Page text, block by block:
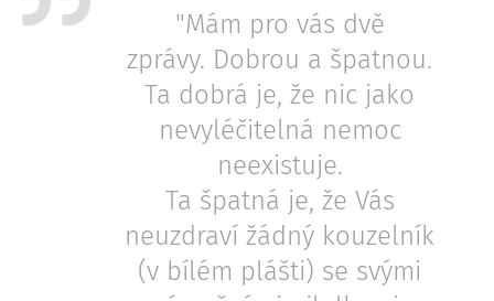
"Mám pro vás dvě
zprávy. Dobrou a špatnou.
Ta dobrá je, že nic jako
nevyléčitelná nemoc
neexistuje.
Ta špatná je, že Vás
neuzdraví žádný kouzelník
(v bílém plášti) se svými